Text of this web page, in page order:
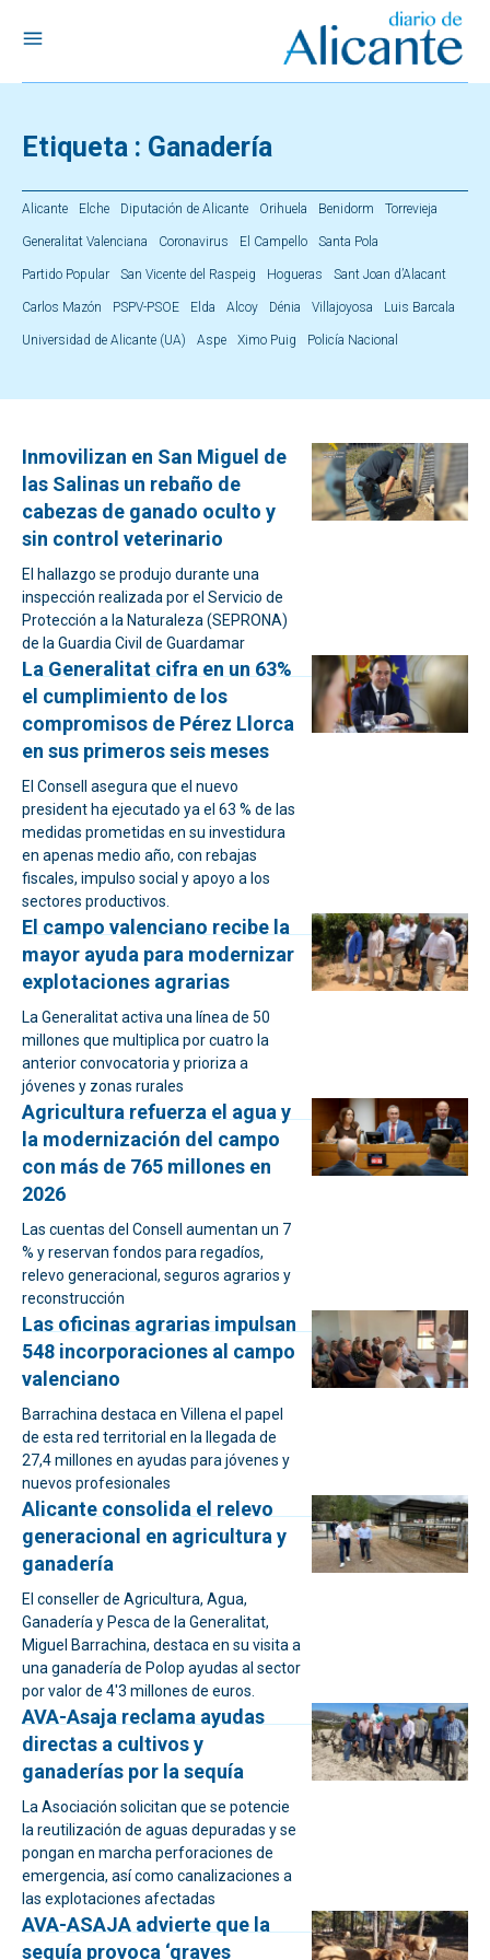
Etiqueta : Ganadería
Alicante Elche Diputación de Alicante Orihuela Benidorm Torrevieja
Generalitat Valenciana Coronavirus El Campello Santa Pola
Partido Popular San Vicente del Raspeig Hogueras Sant Joan d’Alacant
Carlos Mazón PSPV-PSOE Elda Alcoy Dénia Villajoyosa Luis Barcala
Universidad de Alicante (UA) Aspe Ximo Puig Policía Nacional
Inmovilizan en San Miguel de
las Salinas un rebaño de
cabezas de ganado oculto y
sin control veterinario
El hallazgo se produjo durante una
inspección realizada por el Servicio de
Protección a la Naturaleza (SEPRONA)
de la Guardia Civil de Guardamar
La Generalitat cifra en un 63%
el cumplimiento de los
compromisos de Pérez Llorca
en sus primeros seis meses
El Consell asegura que el nuevo
president ha ejecutado ya el 63 % de las
medidas prometidas en su investidura
en apenas medio año, con rebajas
fiscales, impulso social y apoyo a los
sectores productivos.
El campo valenciano recibe la
mayor ayuda para modernizar
explotaciones agrarias
La Generalitat activa una línea de 50
millones que multiplica por cuatro la
anterior convocatoria y prioriza a
jóvenes y zonas rurales
Agricultura refuerza el agua y
la modernización del campo
con más de 765 millones en
2026
Las cuentas del Consell aumentan un 7
% y reservan fondos para regadíos,
relevo generacional, seguros agrarios y
reconstrucción
Las oficinas agrarias impulsan
548 incorporaciones al campo
valenciano
Barrachina destaca en Villena el papel
de esta red territorial en la llegada de
27,4 millones en ayudas para jóvenes y
nuevos profesionales
Alicante consolida el relevo
generacional en agricultura y
ganadería
El conseller de Agricultura, Agua,
Ganadería y Pesca de la Generalitat,
Miguel Barrachina, destaca en su visita a
una ganadería de Polop ayudas al sector
por valor de 4'3 millones de euros.
AVA-Asaja reclama ayudas
directas a cultivos y
ganaderías por la sequía
La Asociación solicitan que se potencie
la reutilización de aguas depuradas y se
pongan en marcha perforaciones de
emergencia, así como canalizaciones a
las explotaciones afectadas
AVA-ASAJA advierte que la
sequía provoca ‘graves